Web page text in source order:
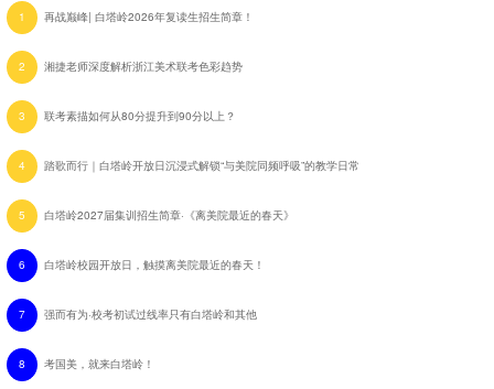
1 再战巅峰| 白塔岭2026年复读生招生简章！
2 湘捷老师深度解析浙江美术联考色彩趋势
3 联考素描如何从80分提升到90分以上？
4 踏歌而行｜白塔岭开放日沉浸式解锁“与美院同频呼吸”的教学日常
5 白塔岭2027届集训招生简章·《离美院最近的春天》
6 白塔岭校园开放日，触摸离美院最近的春天！
7 强而有为·校考初试过线率只有白塔岭和其他
8 考国美，就来白塔岭！